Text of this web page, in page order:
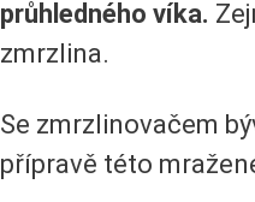
průhledného víka.
zmrzlina.
Se zmrzlinovačem
přípravě této